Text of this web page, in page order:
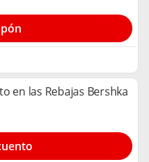
en las Rebajas Bershka